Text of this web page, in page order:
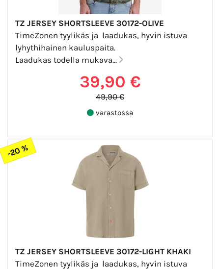
TZ JERSEY SHORTSLEEVE 30172-OLIVE
TimeZonen tyylikäs ja laadukas, hyvin istuva
lyhythihainen kauluspaita.
Laadukas todella mukava...
39,90 €
49,90 €
varastossa
-20 %
TZ JERSEY SHORTSLEEVE 30172-LIGHT KHAKI
TimeZonen tyylikäs ja laadukas, hyvin istuva